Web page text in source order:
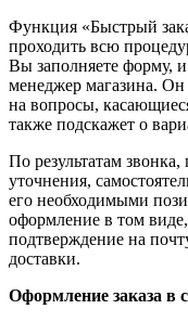
Функция «Быстрый
проходить всю
Вы заполняете форму, и
менеджер магазина. Он
на вопросы,
также подскажет о
По результатам
уточнения,
его необходимыми
оформление в том
подтверждение на
доставки.
Оформление заказа в